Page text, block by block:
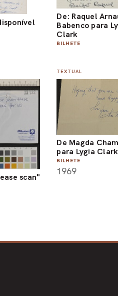
De: Raquel
Babenco para
Clark
BILHETE
scan"
TEXTUAL
De Magda
para Lygia Clark
BILHETE
1969